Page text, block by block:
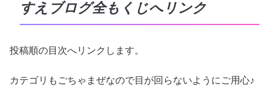
すえブログ全もくじへリンク
投稿順の目次へリンクします。
カテゴリもごちゃまぜなので目が回らないようにご用心♪